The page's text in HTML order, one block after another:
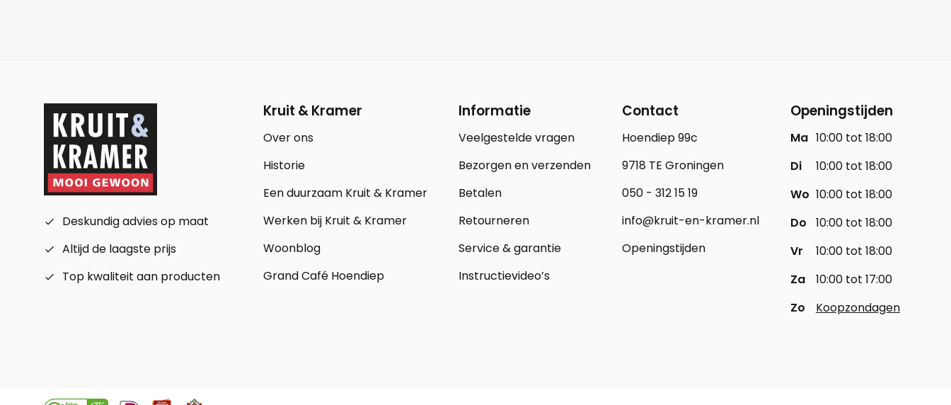
check_small
Deskundig advies op maat
check_small
Altijd de laagste prijs
check_small
Top kwaliteit aan producten
Kruit & Kramer
Over ons
Historie
Een duurzaam Kruit & Kramer
Werken bij Kruit & Kramer
Woonblog
Grand Café Hoendiep
Informatie
Veelgestelde vragen
Bezorgen en verzenden
Betalen
Retourneren
Service & garantie
Instructievideo’s
Contact
Hoendiep 99c
9718 TE Groningen
050 - 312 15 19
info@kruit-en-kramer.nl
Openingstijden
Openingstijden
Ma 10:00 tot 18:00
Di
10:00 tot 18:00
Wo 10:00 tot 18:00
Do
10:00 tot 18:00
Vr
10:00 tot 18:00
Za
10:00 tot 17:00
Zo
Koopzondagen